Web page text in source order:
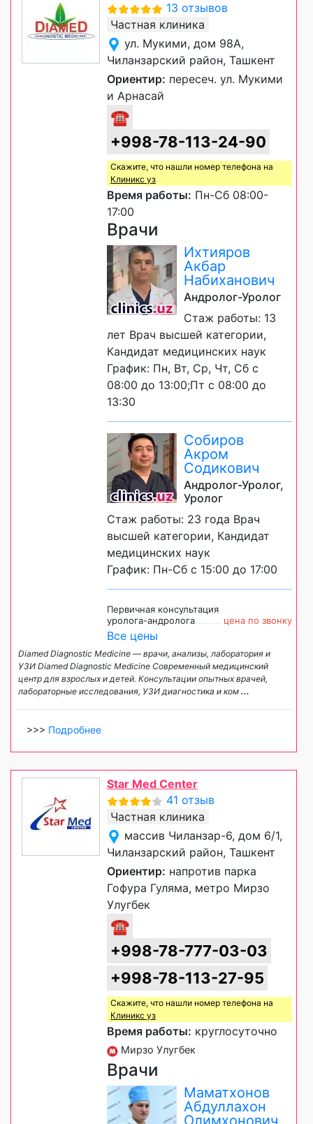
13 отзывов
Частная клиника
ул. Мукими, дом 98А,
Чиланзарский район, Ташкент
Ориентир: пересеч. ул. Мукими
и Арнасай
☎
+998-78-113-24-90
Скажите, что нашли номер телефона на
Клиникс уз
Время работы: Пн-Сб 08:00-
17:00
Врачи
Ихтияров
Акбар
Набиханович
Андролог-Уролог
Стаж работы: 13
лет Врач высшей категории,
Кандидат медицинских наук
График: Пн, Вт, Ср, Чт, Сб с
08:00 до 13:00;Пт с 08:00 до
13:30
Собиров
Акром
Содикович
Андролог-Уролог,
Уролог
Стаж работы: 23 года Врач
высшей категории, Кандидат
медицинских наук
График: Пн-Сб с 15:00 до 17:00
Первичная консультация
уролога-андролога
цена по звонку
Все цены
Diamed Diagnostic Medicine — врачи, анализы, лаборатория и
УЗИ Diamed Diagnostic Medicine Современный медицинский
центр для взрослых и детей. Консультации опытных врачей,
лабораторные исследования, УЗИ диагностика и ком ...
>>> Подробнее
Star Med Center
41 отзыв
Частная клиника
массив Чиланзар-6, дом 6/1,
Чиланзарский район, Ташкент
Ориентир: напротив парка
Гофура Гуляма, метро Мирзо
Улугбек
☎
+998-78-777-03-03
+998-78-113-27-95
Скажите, что нашли номер телефона на
Клиникс уз
Время работы: круглосуточно
Мирзо Улугбек
Врачи
Маматхонов
Абдуллахон